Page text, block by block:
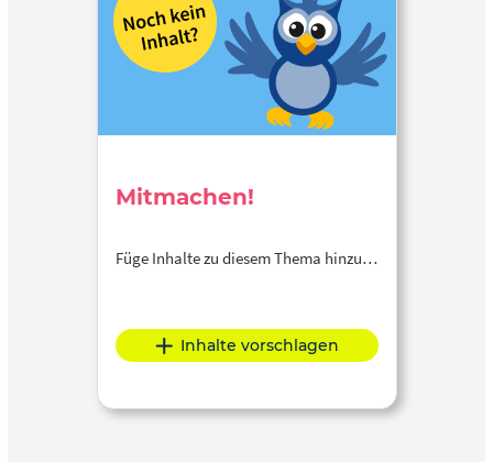
Mitmachen!
Füge Inhalte zu diesem Thema hinzu…
Inhalte vorschlagen